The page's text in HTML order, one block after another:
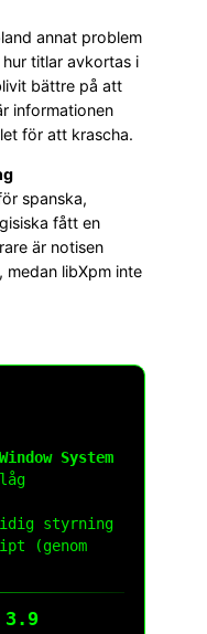
annat problem
titlar avkortas i
bättre på att
informationen
för att krascha.
spanska,
fått en
är notisen
libXpm inte
System
styrning
(genom